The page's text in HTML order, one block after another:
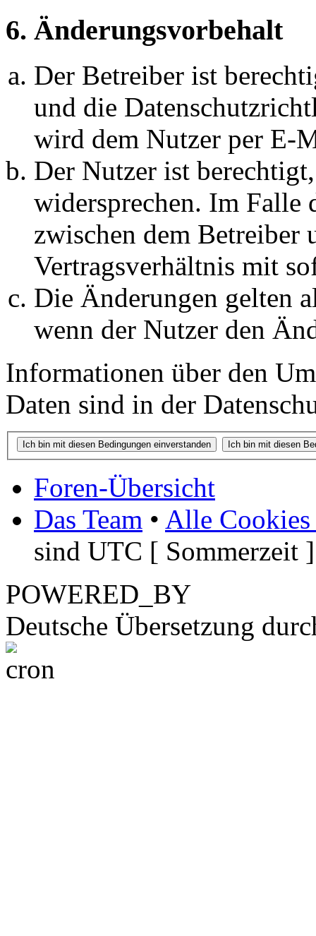
6. Änderungsvorbehalt
Der Betreiber ist
und die
wird dem Nutzer per E-
Der Nutzer ist
widersprechen. Im Falle
zwischen dem Betreiber
Vertragsverhältnis mit
Die Änderungen gelten
wenn der Nutzer den
Informationen über den
Daten sind in der
Foren-Übersicht
Das Team • Alle Cookies
sind UTC [ Sommerzeit ]
POWERED_BY
Deutsche Übersetzung